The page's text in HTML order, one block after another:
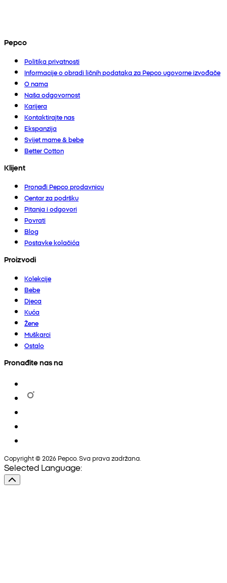
Pepco
Politika privatnosti
Informacije o obradi ličnih podataka za Pepco ugovorne izvođače
O nama
Naša odgovornost
Karijera
Kontaktirajte nas
Ekspanzija
Svijet mame & bebe
Better Cotton
Klijent
Pronađi Pepco prodavnicu
Centar za podršku
Pitanja i odgovori
Povrati
Blog
Postavke kolačića
Proizvodi
Kolekcije
Bebe
Djeca
Kuća
Žene
Muškarci
Ostalo
Pronađite nas na
Copyright © 2026 Pepco. Sva prava zadržana.
Selected Language: